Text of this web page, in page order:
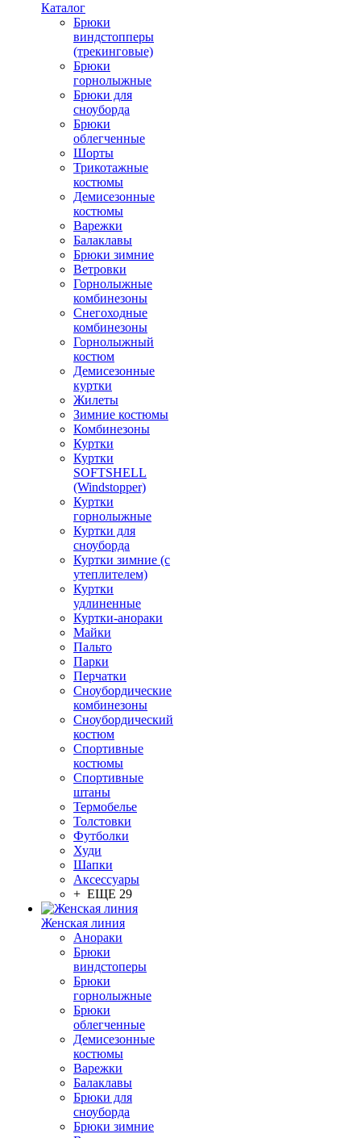
Каталог
Брюки
виндстопперы
(трекинговые)
Брюки
горнолыжные
Брюки для
сноуборда
Брюки
облегченные
Шорты
Трикотажные
костюмы
Демисезонные
костюмы
Варежки
Балаклавы
Брюки зимние
Ветровки
Горнолыжные
комбинезоны
Снегоходные
комбинезоны
Горнолыжный
костюм
Демисезонные
куртки
Жилеты
Зимние костюмы
Комбинезоны
Куртки
Куртки
SOFTSHELL
(Windstopper)
Куртки
горнолыжные
Куртки для
сноуборда
Куртки зимние (с
утеплителем)
Куртки
удлиненные
Куртки-анораки
Майки
Пальто
Парки
Перчатки
Сноубордические
комбинезоны
Сноубордический
костюм
Спортивные
костюмы
Спортивные
штаны
Термобелье
Толстовки
Футболки
Худи
Шапки
Аксессуары
+ ЕЩЕ 29
Женская линия
Анораки
Брюки
виндстоперы
Брюки
горнолыжные
Брюки
облегченные
Демисезонные
костюмы
Варежки
Балаклавы
Брюки для
сноуборда
Брюки зимние